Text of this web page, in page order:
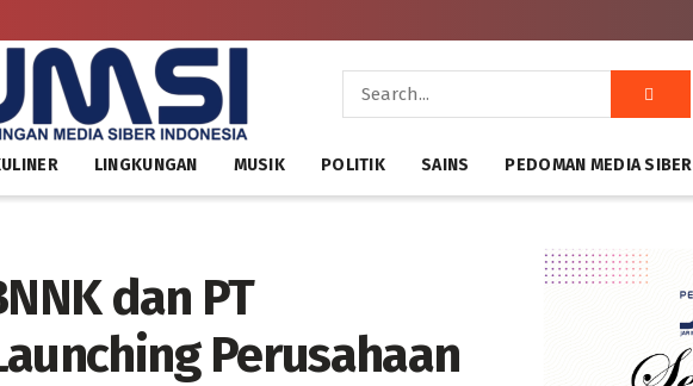
LINGKUNGAN MUSIK POLITIK SAINS PEDOMAN MEDIA SIBER
dan PT
Perusahaan